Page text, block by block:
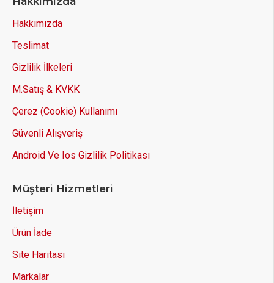
Hakkımızda
Teslimat
Gizlilik İlkeleri
M.Satış & KVKK
Çerez (Cookie) Kullanımı
Güvenli Alışveriş
Android Ve Ios Gizlilik Politikası
Müşteri Hizmetleri
İletişim
Ürün İade
Site Haritası
Markalar